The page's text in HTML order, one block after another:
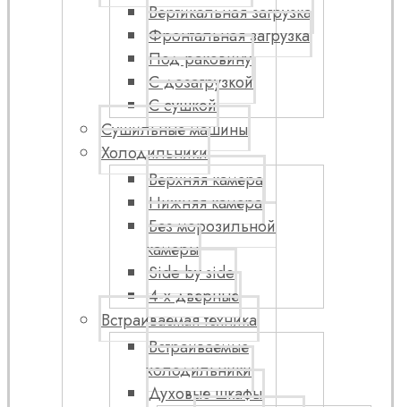
Вертикальная загрузка
Фронтальная загрузка
Под раковину
С дозагрузкой
С сушкой
Сушильные машины
Холодильники
Верхняя камера
Нижняя камера
Без морозильной
камеры
Side by side
4-х дверные
Встраиваемая техника
Встраиваемые
холодильники
Духовые шкафы